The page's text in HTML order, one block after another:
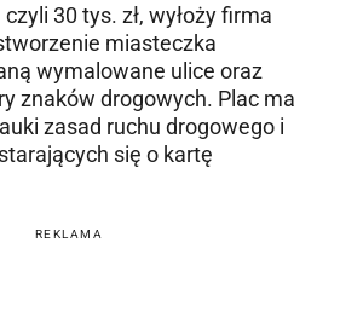
30 tys. zł, wyłoży firma
miasteczka
wymalowane ulice oraz
znaków drogowych. Plac ma
zasad ruchu drogowego i
się o kartę
REKLAMA